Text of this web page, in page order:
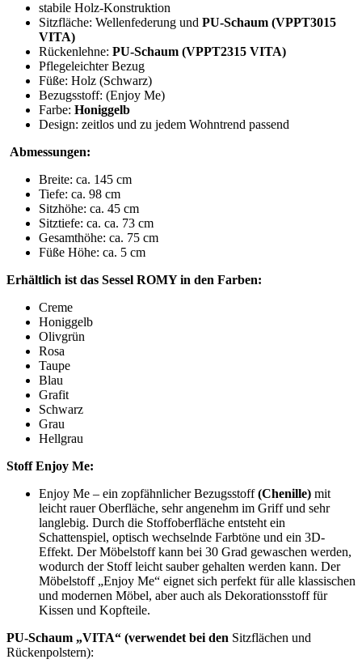
stabile Holz-Konstruktion
Sitzfläche: Wellenfederung und PU-Schaum (VPPT3015
VITA)
Rückenlehne: PU-Schaum (VPPT2315 VITA)
Pflegeleichter Bezug
Füße: Holz (Schwarz)
Bezugsstoff: (Enjoy Me)
Farbe: Honiggelb
Design: zeitlos und zu jedem Wohntrend passend
Abmessungen:
Breite: ca. 145 cm
Tiefe: ca. 98 cm
Sitzhöhe: ca. 45 cm
Sitztiefe: ca. ca. 73 cm
Gesamthöhe: ca. 75 cm
Füße Höhe: ca. 5 cm
Erhältlich ist das Sessel ROMY in den Farben:
Creme
Honiggelb
Olivgrün
Rosa
Taupe
Blau
Grafit
Schwarz
Grau
Hellgrau
Stoff Enjoy Me:
Enjoy Me – ein zopfähnlicher Bezugsstoff(Chenille) mit
leicht rauer Oberfläche, sehr angenehm im Griff und sehr
langlebig. Durch die Stoffoberfläche entsteht ein
Schattenspiel, optisch wechselnde Farbtöne und ein 3D-
Effekt. Der Möbelstoff kann bei 30 Grad gewaschen werden,
wodurch der Stoff leicht sauber gehalten werden kann. Der
Möbelstoff „Enjoy Me“ eignet sich perfekt für alle klassischen
und modernen Möbel, aber auch als Dekorationsstoff für
Kissen und Kopfteile.
PU-Schaum „VITA“ (verwendet bei den Sitzflächen und
Rückenpolstern):